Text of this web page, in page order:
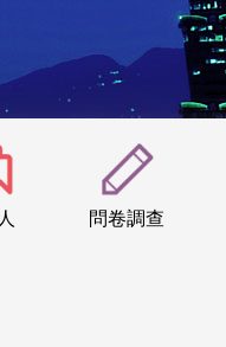
問卷調查